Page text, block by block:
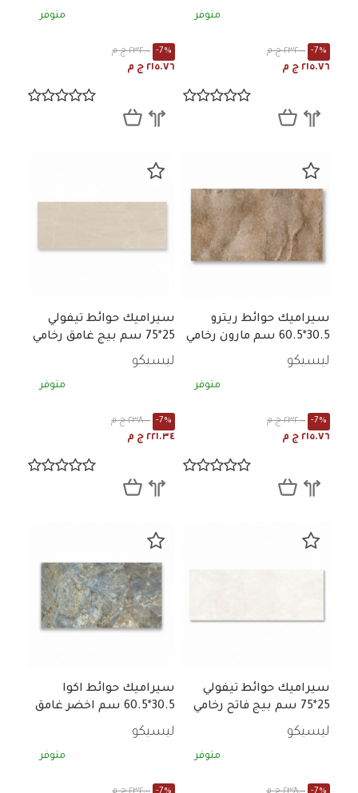
متوفر
٢٣٢.٠٠ ج م -7%
٢١٥.٧٦ ج م
متوفر
٢٣٢.٠٠ ج م -7%
٢١٥.٧٦ ج م
سيراميك حوائط ريترو
30.5*60.5 سم مارون رخامي
لامع
ليسيكو
متوفر
٢٣٢.٠٠ ج م -7%
٢١٥.٧٦ ج م
سيراميك حوائط تيفولي
25*75 سم بيج غامق رخامي
مط
ليسيكو
متوفر
٢٣٨.٠٠ ج م -7%
٢٢١.٣٤ ج م
سيراميك حوائط تيفولي
25*75 سم بيج فاتح رخامي
مط
ليسيكو
متوفر
سيراميك حوائط اكوا
30.5*60.5 سم اخضر غامق
رخامي لامع
ليسيكو
متوفر